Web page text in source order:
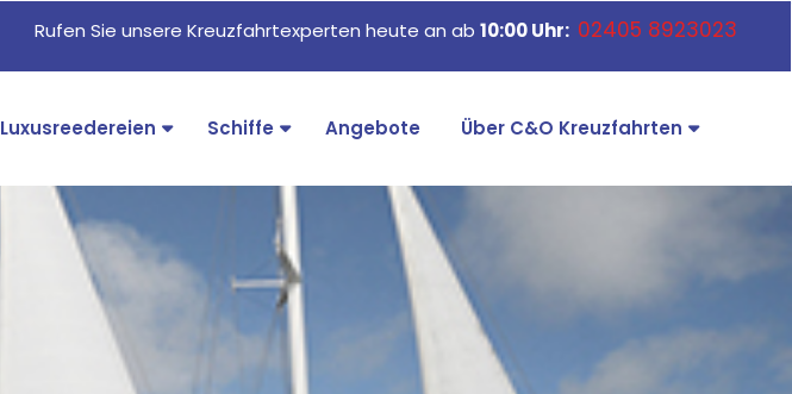
Rufen Sie unsere Kreuzfahrtexperten heute an ab 10:00 Uhr: 02405 8923023
Luxusreedereien Schiffe Angebote Über C&O Kreuzfahrten